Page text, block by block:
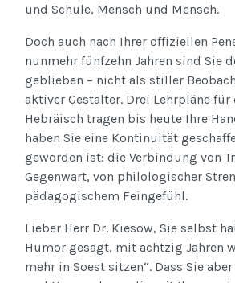
und Schule, Mensch und Mensch.
Doch auch nach Ihrer offiziellen
nunmehr fünfzehn Jahren sind Sie
geblieben – nicht als stiller
aktiver Gestalter. Drei Lehrpläne für
Hebräisch tragen bis heute Ihre
haben Sie eine Kontinuität
geworden ist: die Verbindung von
Gegenwart, von philologischer
pädagogischem Feingefühl.
Lieber Herr Dr. Kiesow, Sie selbst
Humor gesagt, mit achtzig Jahren
mehr in Soest sitzen“. Dass Sie